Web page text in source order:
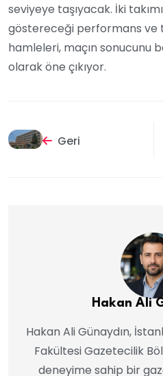
seviyeye taşıyacak. İki
göstereceği performans ve
hamleleri, maçın sonucunu
olarak öne çıkıyor.
Geri
Hakan Ali
Hakan Ali Günaydın,
Fakültesi Gazetecilik
deneyime sahip bir